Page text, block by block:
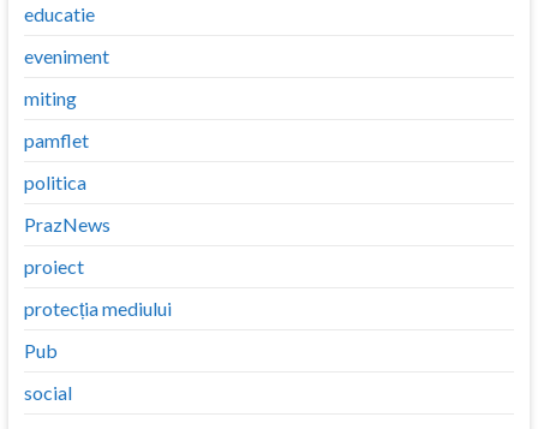
educatie
eveniment
miting
pamflet
politica
PrazNews
proiect
protecția mediului
Pub
social